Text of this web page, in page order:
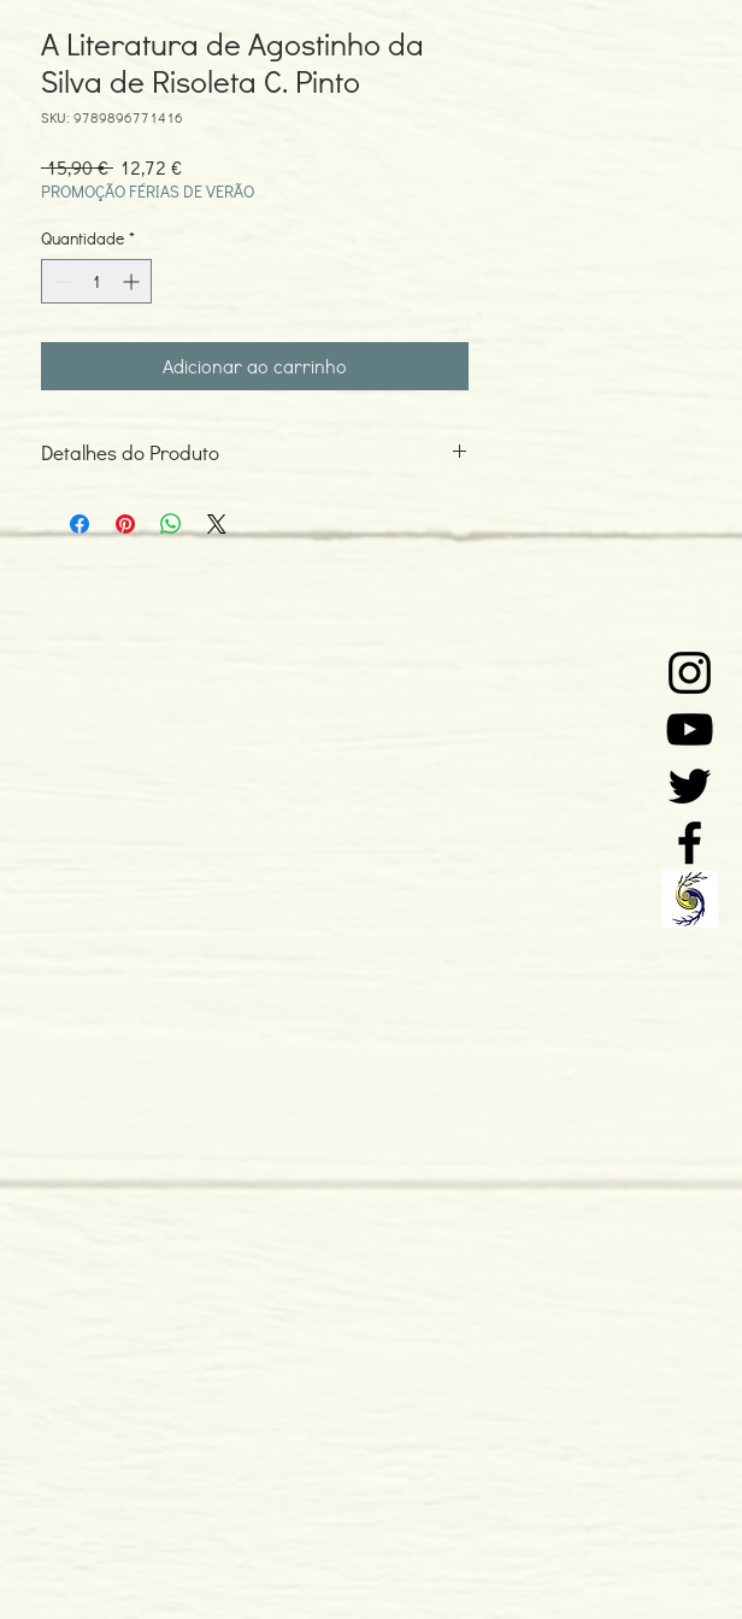
A Literatura de Agostinho da
Silva de Risoleta C. Pinto
SKU: 9789896771416
15,90 € Preço
normal
12,72 €Preço
promocional
PROMOÇÃO FÉRIAS DE VERÃO
Quantidade *
Adicionar ao carrinho
Detalhes do Produto
ISBN: 9789896771416